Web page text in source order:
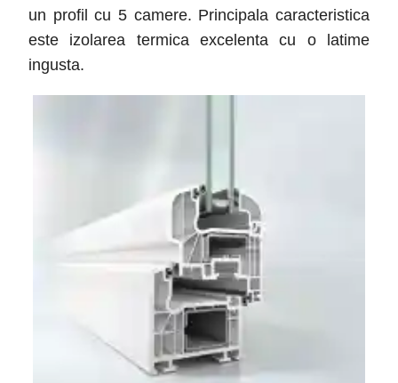
un profil cu 5 camere. Principala caracteristica
este izolarea termica excelenta cu o latime
ingusta.